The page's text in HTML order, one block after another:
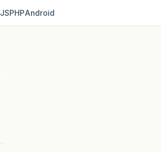
JSPHPAndroid